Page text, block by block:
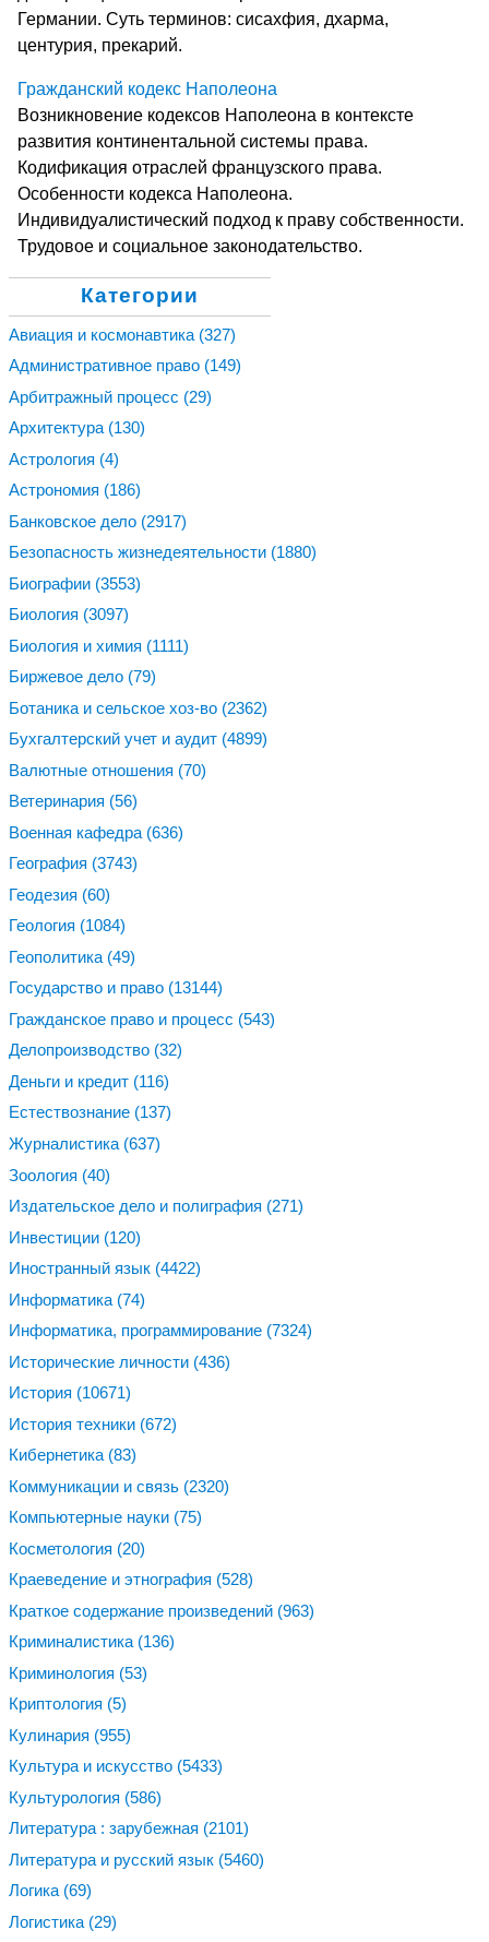
Германии. Суть терминов: сисахфия, дхарма,
центурия, прекарий.
Гражданский кодекс Наполеона
Возникновение кодексов Наполеона в контексте
развития континентальной системы права.
Кодификация отраслей французского права.
Особенности кодекса Наполеона.
Индивидуалистический подход к праву собственности.
Трудовое и социальное законодательство.
Категории
Авиация и космонавтика (327)
Административное право (149)
Арбитражный процесс (29)
Архитектура (130)
Астрология (4)
Астрономия (186)
Банковское дело (2917)
Безопасность жизнедеятельности (1880)
Биографии (3553)
Биология (3097)
Биология и химия (1111)
Биржевое дело (79)
Ботаника и сельское хоз-во (2362)
Бухгалтерский учет и аудит (4899)
Валютные отношения (70)
Ветеринария (56)
Военная кафедра (636)
География (3743)
Геодезия (60)
Геология (1084)
Геополитика (49)
Государство и право (13144)
Гражданское право и процесс (543)
Делопроизводство (32)
Деньги и кредит (116)
Естествознание (137)
Журналистика (637)
Зоология (40)
Издательское дело и полиграфия (271)
Инвестиции (120)
Иностранный язык (4422)
Информатика (74)
Информатика, программирование (7324)
Исторические личности (436)
История (10671)
История техники (672)
Кибернетика (83)
Коммуникации и связь (2320)
Компьютерные науки (75)
Косметология (20)
Краеведение и этнография (528)
Краткое содержание произведений (963)
Криминалистика (136)
Криминология (53)
Криптология (5)
Кулинария (955)
Культура и искусство (5433)
Культурология (586)
Литература : зарубежная (2101)
Литература и русский язык (5460)
Логика (69)
Логистика (29)